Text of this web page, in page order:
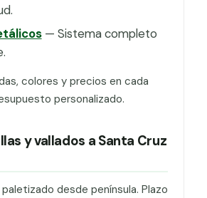
— Sistema completo
colores y precios en cada
personalizado.
y vallados a Santa Cruz
desde península. Plazo